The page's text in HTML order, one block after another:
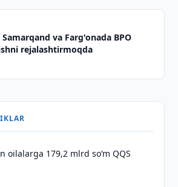
va Farg'onada BPO
rejalashtirmoqda
oilalarga 179,2 mlrd so‘m QQS